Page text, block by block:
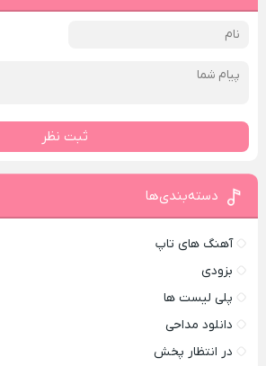
ثبت نظر
دسته‌بندی‌ها
آهنگ های تاپ
بزودی
پلی لیست ها
دانلود مداحی
در انتظار پخش